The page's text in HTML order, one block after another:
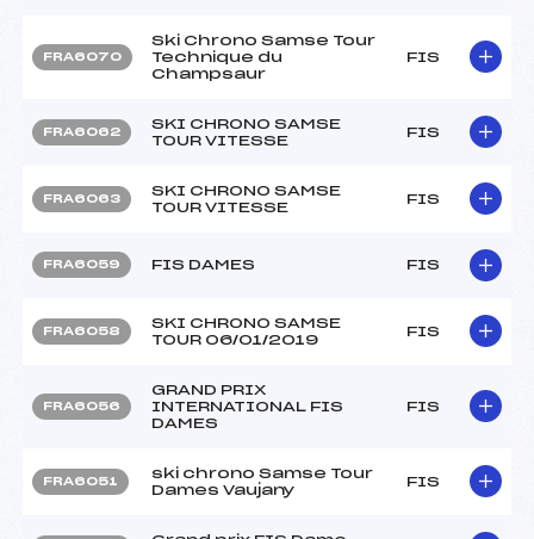
FRA6070
Ski Chrono Samse Tour
Technique du
Champsaur
FIS
FRA6062
SKI CHRONO SAMSE
TOUR VITESSE
FIS
FRA6063
SKI CHRONO SAMSE
TOUR VITESSE
FIS
FRA6059 FIS DAMES FIS
FRA6058
SKI CHRONO SAMSE
TOUR 06/01/2019
FIS
FRA6056
GRAND PRIX
INTERNATIONAL FIS
DAMES
FIS
FRA6051
ski chrono Samse Tour
Dames Vaujany
FIS